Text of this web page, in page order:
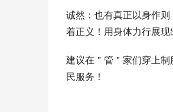
诚然：也有真正以身作
着正义！用身体力行展现
建议在＂管＂家们穿上
民服务！